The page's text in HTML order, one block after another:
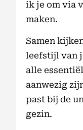
ik je om via
maken.
Samen
leefstijl van
alle
aanwezig
past bij de
gezin.